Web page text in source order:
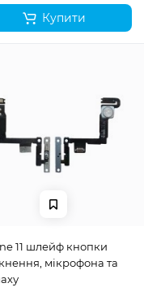
Купити
11 шлейф кнопки
мікрофона та